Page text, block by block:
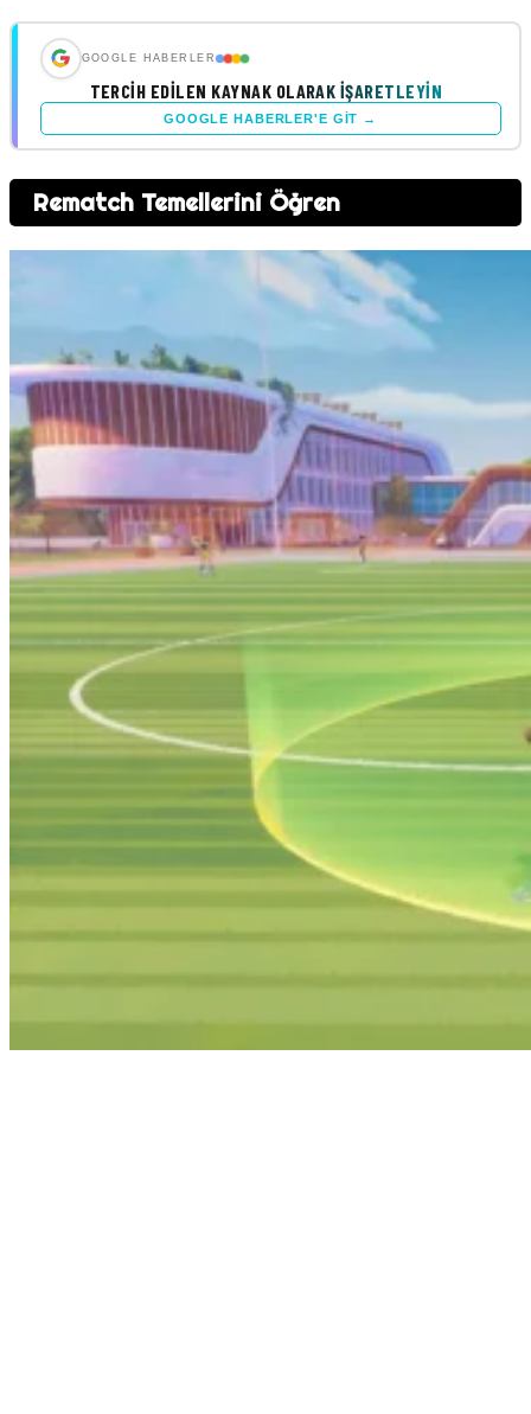
GOOGLE HABERLER
TERCIH EDILEN KAYNAK OLARAK İŞARETLEYIN
GOOGLE HABERLER'E GIT →
Rematch Temellerini Öğren